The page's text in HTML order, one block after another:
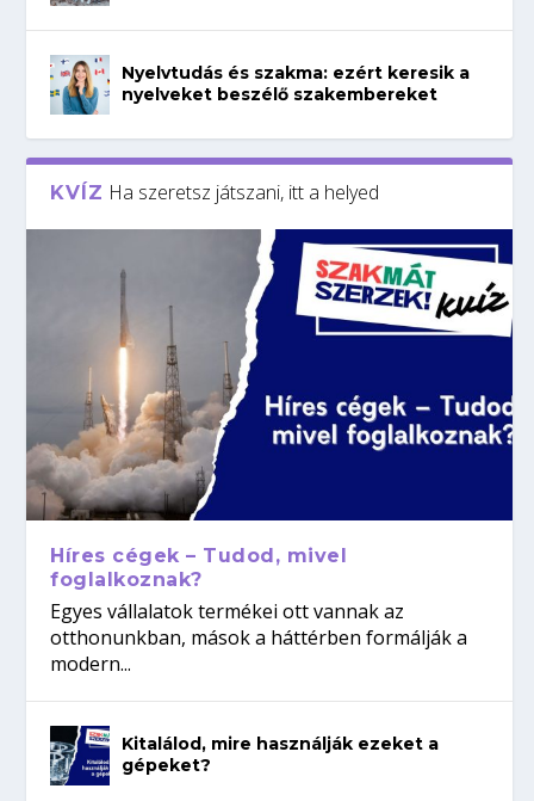
Nyelvtudás és szakma: ezért keresik a
nyelveket beszélő szakembereket
KVÍZ Ha szeretsz játszani, itt a helyed
Híres cégek – Tudod, mivel
foglalkoznak?
Egyes vállalatok termékei ott vannak az
otthonunkban, mások a háttérben formálják a
modern...
Kitalálod, mire használják ezeket a
gépeket?